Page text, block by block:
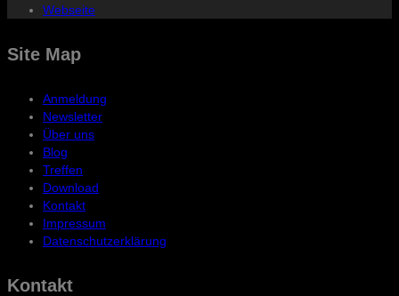
Webseite
Site Map
Anmeldung
Newsletter
Über uns
Blog
Treffen
Download
Kontakt
Impressum
Datenschutzerklärung
Kontakt